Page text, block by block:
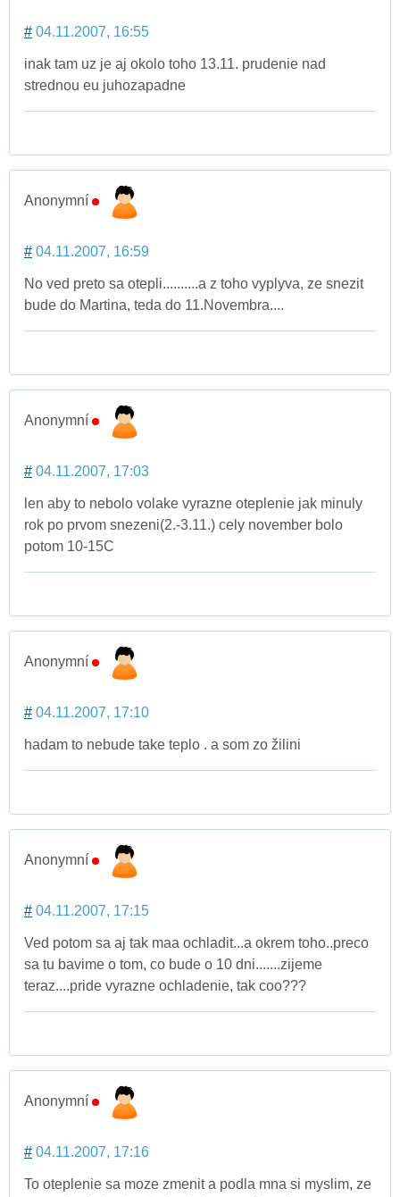
# 04.11.2007, 16:55
inak tam uz je aj okolo toho 13.11. prudenie nad
strednou eu juhozapadne
Anonymní
# 04.11.2007, 16:59
No ved preto sa otepli..........a z toho vyplyva, ze snezit
bude do Martina, teda do 11.Novembra....
Anonymní
# 04.11.2007, 17:03
len aby to nebolo volake vyrazne oteplenie jak minuly
rok po prvom snezeni(2.-3.11.) cely november bolo
potom 10-15C
Anonymní
# 04.11.2007, 17:10
hadam to nebude take teplo . a som zo žilini
Anonymní
# 04.11.2007, 17:15
Ved potom sa aj tak maa ochladit...a okrem toho..preco
sa tu bavime o tom, co bude o 10 dni.......zijeme
teraz....pride vyrazne ochladenie, tak coo???
Anonymní
# 04.11.2007, 17:16
To oteplenie sa moze zmenit a podla mna si myslim, ze